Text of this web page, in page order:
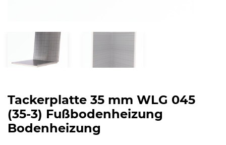
Tackerplatte 35 mm WLG 045
(35-3) Fußbodenheizung
Bodenheizung